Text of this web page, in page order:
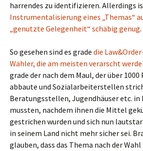
harrendes zu identifizieren. Allerdings
Instrumentalisierung eines „Themas“
„genutzte Gelegenheit“ schäbig genug.
So gesehen sind es grade die
Wähler, die am meisten verarscht
grade der nach dem Maul, der über
abbaute und Sozialarbeiterstellen
Beratungsstellen, Jugendhäuser etc. in
mussten, nachdem ihnen die Mittel
gestrichen wurden und sich nun
in seinem Land nicht mehr sicher sei.
glauben, dass das Thema nach der